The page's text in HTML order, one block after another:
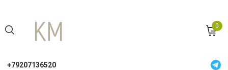
0
+79207136520